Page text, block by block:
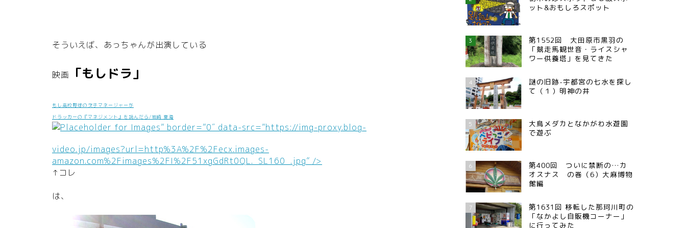
そういえば、あっちゃんが出演している
映画 「もしドラ」
もし高校野球の女子マネージャーが
ドラッカーの『マネジメント』を読んだら/岩崎 夏海
” border=”0″ data-src=”https://img-proxy.blog-
video.jp/images?url=http%3A%2F%2Fecx.images-
amazon.com%2Fimages%2FI%2F51xgGdRt0QL._SL160_.jpg” />
↑コレ
は、
ット&おもしろスポット
3
第1552回 大田原市黒羽の
「競走馬観世音・ライスシャ
ワー供養塔」を見てきた
4
謎の旧跡-宇都宮の七水を探し
て（１）明神の井
5
大鳥メダカとなかがわ水遊園
で遊ぶ
6
第400回 ついに禁断の…カ
オスナス の巻（6）大麻博物
館編
7
第1631回 移転した那珂川町の
「なかよし自販機コーナー」
に行ってみた